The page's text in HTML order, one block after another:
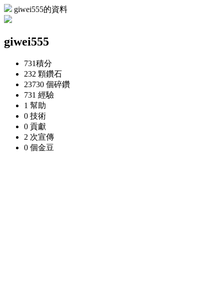
giwei555的資料
giwei555
731積分
232 顆鑽石
23730 個碎鑽
731 經驗
1 幫助
0 技術
0 貢獻
2 次宣傳
0 個金豆